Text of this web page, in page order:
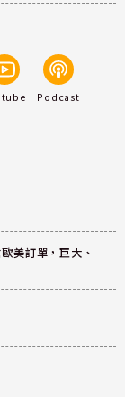
Podcast
美訂單，巨大、